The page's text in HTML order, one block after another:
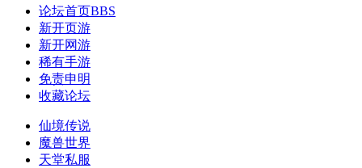
论坛首页BBS
新开页游
新开网游
稀有手游
免责申明
收藏论坛
仙境传说
魔兽世界
天堂私服